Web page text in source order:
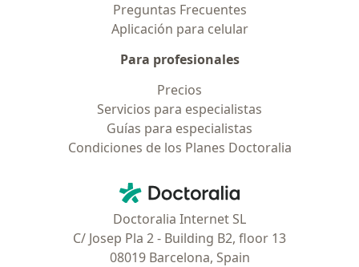
Preguntas Frecuentes
Aplicación para celular
Para profesionales
Precios
Servicios para especialistas
Guías para especialistas
Condiciones de los Planes Doctoralia
Doctoralia - Página de inicio
Doctoralia Internet SL
C/ Josep Pla 2 - Building B2, floor 13
08019 Barcelona, Spain